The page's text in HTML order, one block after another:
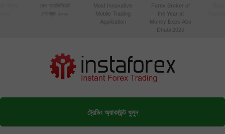
সেরা অ্যাফিলিয়েট
প্রোগ্রাম ২০২০
Most Innovative
Mobile Trading
Application
Forex Broker of
the Year at
Money Expo Abu
Dhabi 2025
ট্রেডিং অ্যাকাউন্ট খুলুন